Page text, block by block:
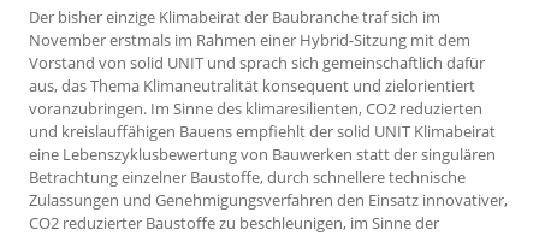
Der bisher einzige Klimabeirat der Baubranche traf sich im
November erstmals im Rahmen einer Hybrid-Sitzung mit dem
Vorstand von solid UNIT und sprach sich gemeinschaftlich dafür
aus, das Thema Klimaneutralität konsequent und zielorientiert
voranzubringen. Im Sinne des klimaresilienten, CO2 reduzierten
und kreislauffähigen Bauens empfiehlt der solid UNIT Klimabeirat
eine Lebenszyklusbewertung von Bauwerken statt der singulären
Betrachtung einzelner Baustoffe, durch schnellere technische
Zulassungen und Genehmigungsverfahren den Einsatz innovativer,
CO2 reduzierter Baustoffe zu beschleunigen, im Sinne der